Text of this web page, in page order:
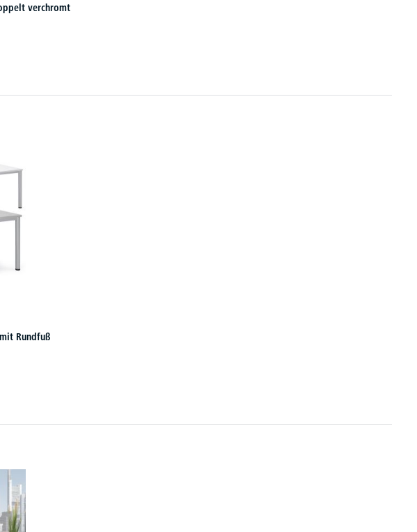
verchromt
Rundfuß